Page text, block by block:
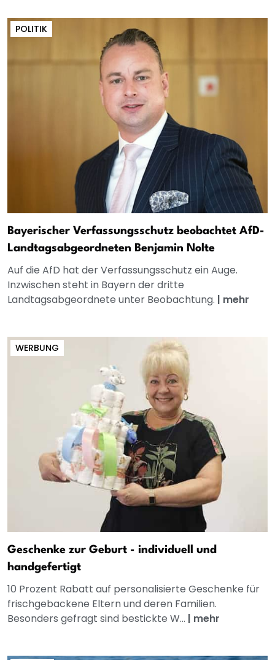
POLITIK
Bayerischer Verfassungsschutz beobachtet AfD-
Landtagsabgeordneten Benjamin Nolte
Auf die AfD hat der Verfassungsschutz ein Auge.
Inzwischen steht in Bayern der dritte
Landtagsabgeordnete unter Beobachtung. | mehr
WERBUNG
Geschenke zur Geburt - individuell und
handgefertigt
10 Prozent Rabatt auf personalisierte Geschenke für
frischgebackene Eltern und deren Familien.
Besonders gefragt sind bestickte W... | mehr